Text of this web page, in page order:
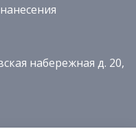
набережная д. 20,